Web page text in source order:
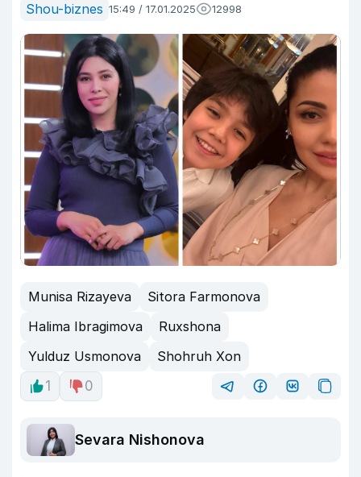
Shou-biznes 15:49 / 17.01.2025 12998
Munisa Rizayeva
Sitora Farmonova
Halima Ibragimova
Ruxshona
Yulduz Usmonova
Shohruh Xon
1
0
Sevara Nishonova